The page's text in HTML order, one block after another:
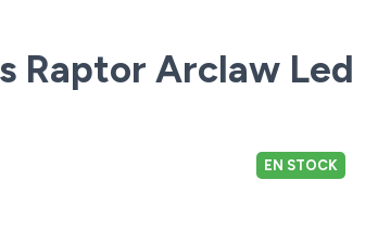
Raptor Arclaw Led
EN STOCK